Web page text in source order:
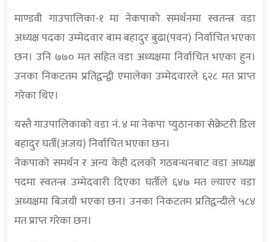
माण्डवी गाउपालिका-१ मा नेकपाको समर्थनमा स्वतन्त्र वडा
अध्यक्ष पदका उम्मेदवार बाम बहादुर बुढा(पवन) निर्वाचित भएका
छन। उनि ७७० मत सहित वडा अध्यक्षमा निर्वाचित भएका हुन।
उनका निकटतम प्रतिद्वन्द्वी एमालेका उम्मेदवारले ६२८ मत प्राप्त
गरेका थिए।
यस्तै गाउपालिकाको वडा नं. ४ मा नेकपा प्युठानका सेक्रेटरी डिल
बहादुर घर्ती(अजय) निर्वाचित भएका छन।
नेकपाको समर्थन र अन्य केही दलको गठबन्धनबाट वडा अध्यक्ष
पदमा स्वतन्त्र उम्मेदवारी दिएका घर्तीले ६४७ मत ल्याएर वडा
अध्यक्षमा बिजयी भएका छन। उनका निकटतम प्रतिद्वन्दीले ५८४
मत प्राप्त गरेका छन।